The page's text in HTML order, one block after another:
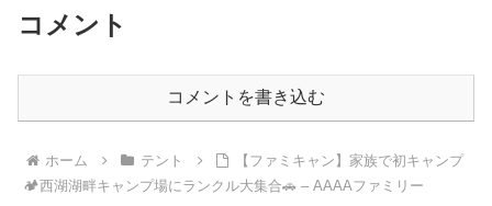
コメント
コメントを書き込む
ホーム テント
【ファミキャン】家族で初キャンプ
🏕️西湖湖畔キャンプ場にランクル大集合🚗 – AAAAファミリー